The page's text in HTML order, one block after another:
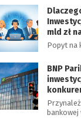
mld zł
Popyt na
BNP
bankowej